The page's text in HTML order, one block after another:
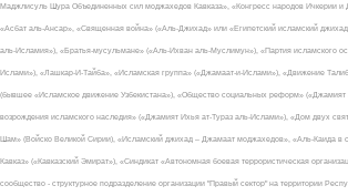
Маджлисуль Шура Объединенных сил моджахедов Кавказа», «Конгресс народов Ичкерии и
«Асбат аль-Ансар», «Священная война» («Аль-Джихад» или «Египетский исламский
аль-Исламия»), «Братья-мусульмане» («Аль-Ихван аль-Муслимун»), «Партия исламского
Ислами»), «Лашкар-И-Тайба», «Исламская группа» («Джамаат-и-Ислами»), «Движение
(бывшее «Исламское движение Узбекистана»), «Общество социальных реформ»
возрождения исламского наследия» («Джамият Ихья ат-Тураз аль-Ислами»), «Дом двух
Шам» (Войско Великой Сирии), «Исламский джихад – Джамаат моджахедов», «Аль-Каида в
Кавказ» («Кавказский Эмират»), «Синдикат «Автономная боевая террористическая
сообщество - структурное подразделение организации "Правый сектор" на территории